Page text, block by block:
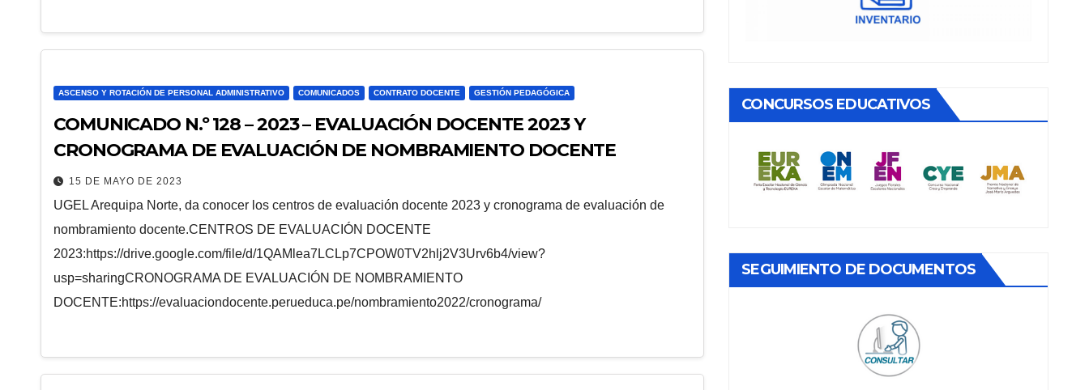
ASCENSO Y ROTACIÓN DE PERSONAL ADMINISTRATIVO COMUNICADOS CONTRATO DOCENTE GESTIÓN PEDAGÓGICA
COMUNICADO N.º 128 – 2023 – EVALUACIÓN DOCENTE 2023 Y
CRONOGRAMA DE EVALUACIÓN DE NOMBRAMIENTO DOCENTE
15 DE MAYO DE 2023
UGEL Arequipa Norte, da conocer los centros de evaluación docente 2023 y cronograma de evaluación de
nombramiento docente.CENTROS DE EVALUACIÓN DOCENTE
2023:https://drive.google.com/file/d/1QAMlea7LCLp7CPOW0TV2hlj2V3Urv6b4/view?
usp=sharingCRONOGRAMA DE EVALUACIÓN DE NOMBRAMIENTO
DOCENTE:https://evaluaciondocente.perueduca.pe/nombramiento2022/cronograma/
CONCURSOS EDUCATIVOS
SEGUIMIENTO DE DOCUMENTOS